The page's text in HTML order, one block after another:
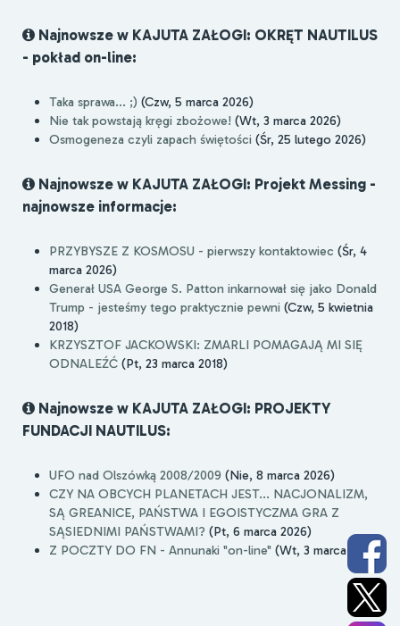
Najnowsze w KAJUTA ZAŁOGI: OKRĘT NAUTILUS
- pokład on-line:
Taka sprawa... ;) (Czw, 5 marca 2026)
Nie tak powstają kręgi zbożowe! (Wt, 3 marca 2026)
Osmogeneza czyli zapach świętości (Śr, 25 lutego 2026)
Najnowsze w KAJUTA ZAŁOGI: Projekt Messing -
najnowsze informacje:
PRZYBYSZE Z KOSMOSU - pierwszy kontaktowiec (Śr, 4
marca 2026)
Generał USA George S. Patton inkarnował się jako Donald
Trump - jesteśmy tego praktycznie pewni (Czw, 5 kwietnia
2018)
KRZYSZTOF JACKOWSKI: ZMARLI POMAGAJĄ MI SIĘ
ODNALEŹĆ (Pt, 23 marca 2018)
Najnowsze w KAJUTA ZAŁOGI: PROJEKTY
FUNDACJI NAUTILUS:
UFO nad Olszówką 2008/2009 (Nie, 8 marca 2026)
CZY NA OBCYCH PLANETACH JEST... NACJONALIZM,
SĄ GREANICE, PAŃSTWA I EGOISTYCZMA GRA Z
SĄSIEDNIMI PAŃSTWAMI? (Pt, 6 marca 2026)
Z POCZTY DO FN - Annunaki "on-line" (Wt, 3 marca 2026)